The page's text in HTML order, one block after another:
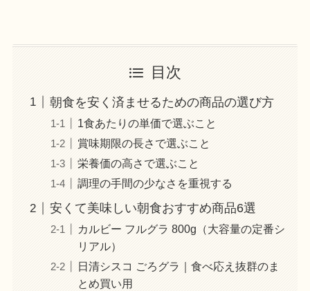
目次
朝食を安く済ませるための商品の選び方
1食あたりの単価で選ぶこと
賞味期限の長さで選ぶこと
栄養価の高さで選ぶこと
調理の手間の少なさを重視する
安くて美味しい朝食おすすめ商品6選
カルビー フルグラ 800g（大容量の定番シ
リアル）
日清シスコ ごろグラ｜食べ応え抜群のま
とめ買い用